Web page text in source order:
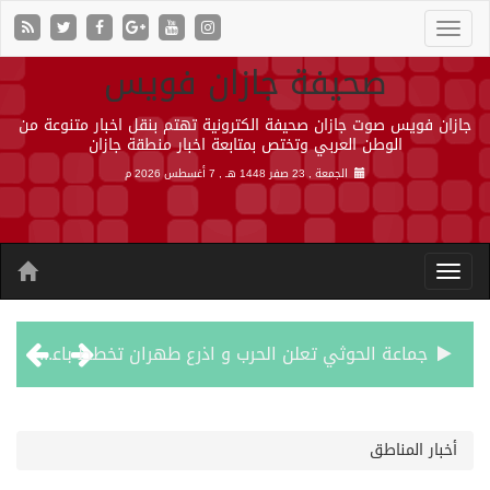
صحيفة جازان فويس
جازان فويس صوت جازان صحيفة الكترونية تهتم بنقل اخبار متنوعة من
الوطن العربي وتختص بمتابعة اخبار منطقة جازان
الجمعة , 23 صفر 1448 هـ , 7 أغسطس 2026 م
جماعة الحوثي تعلن الحرب و اذرع طهران تخطط باعمال ارهابية واسعة تطال دول الشرق الاوسط
أخبار المناطق